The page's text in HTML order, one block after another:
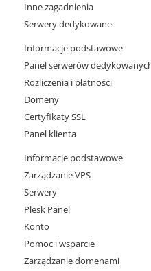
Inne zagadnienia
Serwery dedykowane
Informacje podstawowe
Panel serwerów
Rozliczenia i płatności
Domeny
Certyfikaty SSL
Panel klienta
Informacje podstawowe
Zarządzanie VPS
Serwery
Plesk Panel
Konto
Pomoc i wsparcie
Zarządzanie domenami